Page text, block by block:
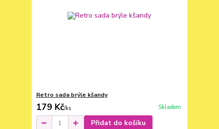
Retro sada brýle kšandy
179 Kč/ks Skladem
Přidat do košíku